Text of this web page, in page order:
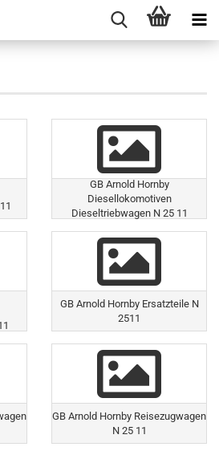
GB Arnold Hornby
Diesellokomotiven
Dieseltriebwagen N 25 11
GB Arnold Hornby Ersatzteile N
2511
GB Arnold Hornby Reisezugwagen
N 25 11